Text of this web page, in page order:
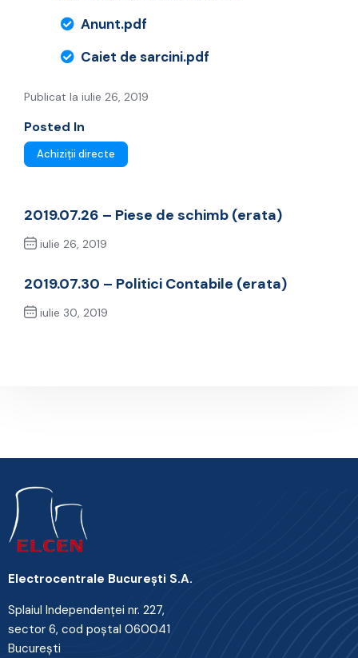
Anunt.pdf
Caiet de sarcini.pdf
Publicat la iulie 26, 2019
Posted In
Achiziții directe
2019.07.26 – Piese de schimb (erata)
iulie 26, 2019
2019.07.30 – Politici Contabile (erata)
iulie 30, 2019
Electrocentrale Bucureşti S.A.
Splaiul Independenţei nr. 227,
sector 6, cod poştal 060041
Bucureşti